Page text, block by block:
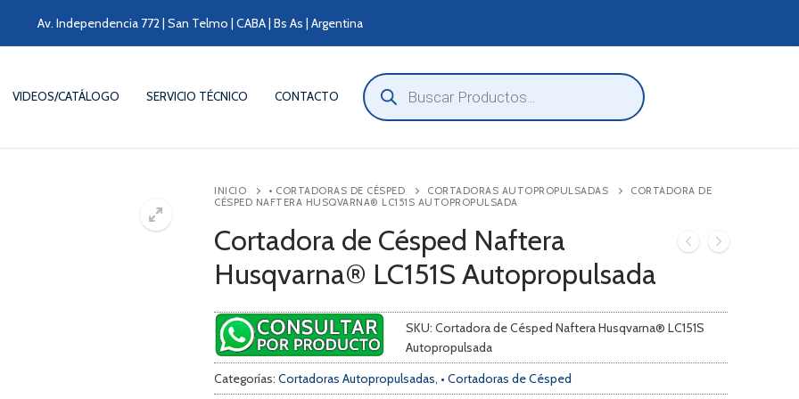
Av. Independencia 772 | San Telmo | CABA | Bs As | Argentina
VIDEOS/CATÁLOGO SERVICIO TÉCNICO CONTACTO
Búsqueda
de
productos
INICIO • CORTADORAS DE CÉSPED CORTADORAS AUTOPROPULSADAS
CORTADORA DE
CÉSPED NAFTERA HUSQVARNA® LC151S AUTOPROPULSADA
Cortadora de Césped Naftera
Husqvarna® LC151S Autopropulsada
SKU: Cortadora de Césped Naftera Husqvarna® LC151S
Autopropulsada
Categorías: Cortadoras Autopropulsadas, • Cortadoras de Césped